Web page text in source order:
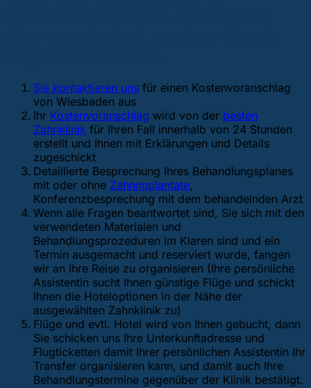
Sie kontaktieren uns für einen Kostenvoranschlag
von Wiesbaden aus
Ihr Kostenvoranschlag wird von der besten
Zahnklinik für Ihren Fall innerhalb von 24 Stunden
erstellt und Ihnen mit Erklärungen und Details
zugeschickt
Detaillierte Besprechung Ihres Behandlungsplanes
mit oder ohne Zahnimplantate,
Konferenzbesprechung mit dem behandelnden Arzt
Wenn alle Fragen beantwortet sind, Sie sich mit den
verwendeten Materialen und
Behandlungsprozeduren im Klaren sind und ein
Termin ausgemacht und reserviert wurde, fangen
wir an Ihre Reise zu organisieren (Ihre persönliche
Assistentin sucht Ihnen günstige Flüge und schickt
Ihnen die Hoteloptionen in der Nähe der
ausgewählten Zahnklinik zu)
Flüge und evtl. Hotel wird von Ihnen gebucht, dann
Sie schicken uns Ihre Unterkunftadresse und
Flugticketten damit Ihrer persönlichen Assistentin Ihr
Transfer organisieren kann, und damit auch Ihre
Behandlungstermine gegenüber der Klinik bestätigt.